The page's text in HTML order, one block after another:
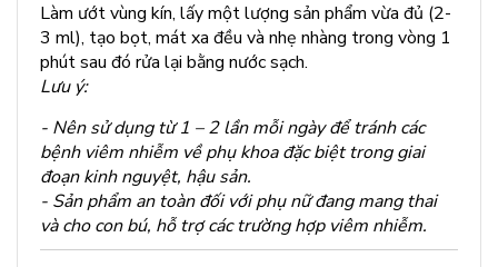
Làm ướt vùng kín, lấy một lượng sản phẩm vừa đủ (2-
3 ml), tạo bọt, mát xa đều và nhẹ nhàng trong vòng 1
phút sau đó rửa lại bằng nước sạch.
Lưu ý:
- Nên sử dụng từ 1 – 2 lần mỗi ngày để tránh các
bệnh viêm nhiễm về phụ khoa đặc biệt trong giai
đoạn kinh nguyệt, hậu sản.
- Sản phẩm an toàn đối với phụ nữ đang mang thai
và cho con bú, hỗ trợ các trường hợp viêm nhiễm.